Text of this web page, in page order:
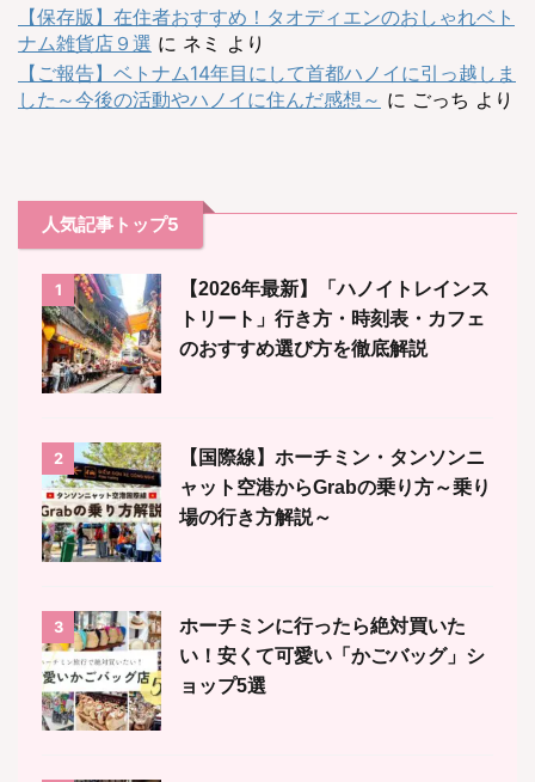
【保存版】在住者おすすめ！タオディエンのおしゃれベト
ナム雑貨店９選 に ネミ より
【ご報告】ベトナム14年目にして首都ハノイに引っ越しま
した～今後の活動やハノイに住んだ感想～ に ごっち より
人気記事トップ5
1
【2026年最新】「ハノイトレインス
トリート」行き方・時刻表・カフェ
のおすすめ選び方を徹底解説
2
【国際線】ホーチミン・タンソンニ
ャット空港からGrabの乗り方～乗り
場の行き方解説～
3
ホーチミンに行ったら絶対買いた
い！安くて可愛い「かごバッグ」シ
ョップ5選